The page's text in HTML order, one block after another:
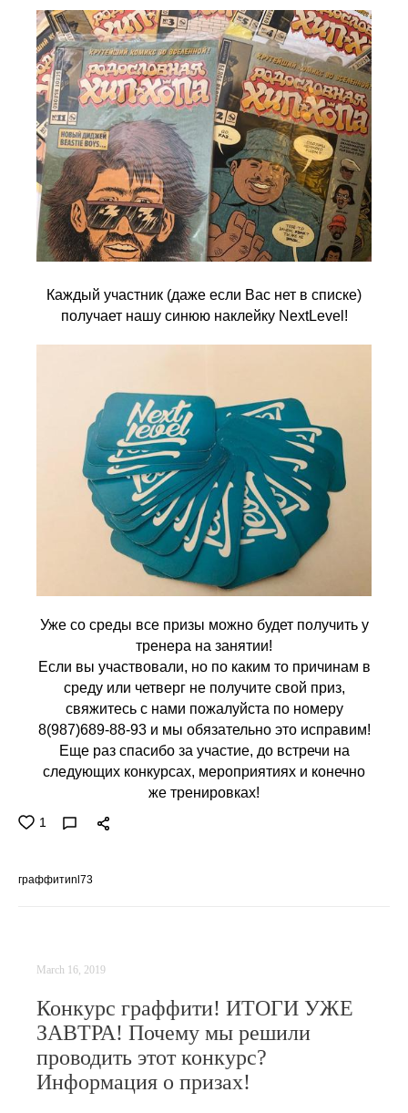
Каждый участник (даже если Вас нет в списке)
получает нашу синюю наклейку NextLevel!
Уже со среды все призы можно будет получить у
тренера на занятии!
Если вы участвовали, но по каким то причинам в
среду или четверг не получите свой приз,
свяжитесь с нами пожалуйста по номеру
8(987)689-88-93 и мы обязательно это исправим!
Еще раз спасибо за участие, до встречи на
следующих конкурсах, мероприятиях и конечно
же тренировках!
1
граффитиnl73
March 16, 2019
Конкурс граффити! ИТОГИ УЖЕ
ЗАВТРА! Почему мы решили
проводить этот конкурс?
Информация о призах!